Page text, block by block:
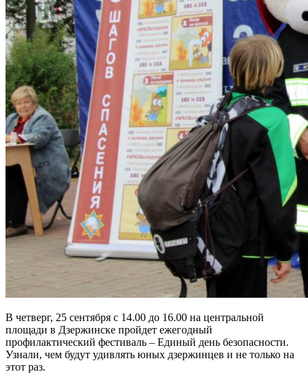
В четверг, 25 сентября с 14.00 до 16.00 на центральной
площади в Дзержинске пройдет ежегодный
профилактический фестиваль – Единый день безопасности.
Узнали, чем будут удивлять юных дзержинцев и не только на
этот раз.